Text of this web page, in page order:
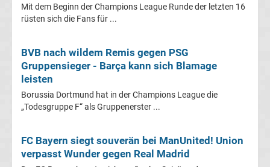
League
heute
TV
Champions
Mit dem Beginn der Champions League Runde der letzten 16
rüsten sich die Fans für ...
BVB nach wildem Remis gegen PSG
Gruppensieger - Barça kann sich Blamage
leisten
Borussia Dortmund hat in der Champions League die
„Todesgruppe F“ als Gruppenerster ...
FC Bayern siegt souverän bei ManUnited! Union
verpasst Wunder gegen Real Madrid